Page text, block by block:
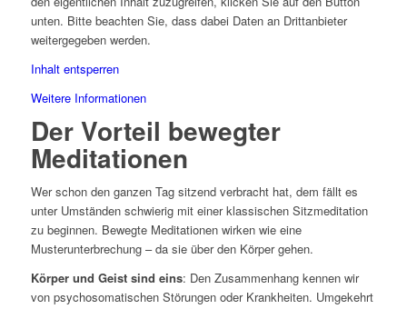
unten. Bitte beachten Sie, dass dabei Daten an Drittanbieter
weitergegeben werden.
Inhalt entsperren
Weitere Informationen
Der Vorteil bewegter
Meditationen
Wer schon den ganzen Tag sitzend verbracht hat, dem fällt es
unter Umständen schwierig mit einer klassischen Sitzmeditation
zu beginnen. Bewegte Meditationen wirken wie eine
Musterunterbrechung – da sie über den Körper gehen.
Körper und Geist sind eins: Den Zusammenhang kennen wir
von psychosomatischen Störungen oder Krankheiten. Umgekehrt